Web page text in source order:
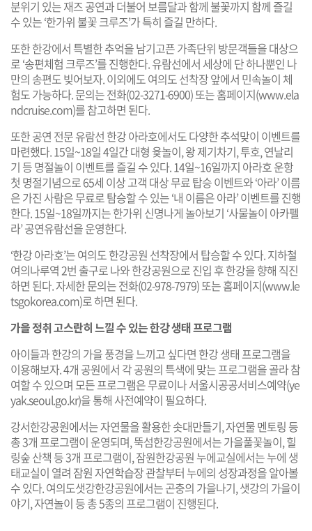
분위기 있는 재즈 공연과 더불어 보름달과 함께 불꽃까지 함께 즐길
수 있는 ‘한가위 불꽃 크루즈’가 특히 즐길 만하다.
또한 한강에서 특별한 추억을 남기고픈 가족단위 방문객들을 대상으
로 ‘송편체험 크루즈’를 진행한다. 유람선에서 세상에 단 하나뿐인 나
만의 송편도 빚어보자. 이외에도 여의도 선착장 앞에서 민속놀이 체
험도 가능하다. 문의는 전화(02-3271-6900) 또는 홈페이지(www.ela
ndcruise.com)를 참고하면 된다.
또한 공연 전문 유람선 한강 아라호에서도 다양한 추석맞이 이벤트를
마련했다. 15일~18일 4일간 대형 윷놀이, 왕 제기차기, 투호, 연날리
기 등 명절놀이 이벤트를 즐길 수 있다. 14일~16일까지 아라호 운항
첫 명절기념으로 65세 이상 고객 대상 무료 탑승 이벤트와 ‘아라’ 이름
은 가진 사람은 무료로 탐승할 수 있는 ‘내 이름은 아라’ 이벤트를 진행
한다. 15일~18일까지는 한가위 신명나게 놀아보기 ‘사물놀이 아카펠
라’ 공연유람선을 운영한다.
‘한강 아라호’는 여의도 한강공원 선착장에서 탑승할 수 있다. 지하철
여의나루역 2번 출구로 나와 한강공원으로 진입 후 한강을 향해 직진
하면 된다. 자세한 문의는 전화(02-978-7979) 또는 홈페이지(www.le
tsgokorea.com)로 하면 된다.
가을 정취 고스란히 느낄 수 있는 한강 생태 프로그램
아이들과 한강의 가을 풍경을 느끼고 싶다면 한강 생태 프로그램을
이용해보자. 4개 공원에서 각 공원의 특색에 맞는 프로그램을 골라 참
여할 수 있으며 모든 프로그램은 무료이나 서울시공공서비스예약(ye
yak.seoul.go.kr)을 통해 사전예약이 필요하다.
강서한강공원에서는 자연물을 활용한 솟대만들기, 자연물 멘토링 등
총 3개 프로그램이 운영되며, 뚝섬한강공원에서는 가을풀꽃놀이, 힐
링숲 산책 등 3개 프로그램이, 잠원한강공원 누에교실에서는 누에 생
태교실이 열려 잠원 자연학습장 관찰부터 누에의 성장과정을 알아볼
수 있다. 여의도샛강한강공원에서는 곤충의 가을나기, 샛강의 가을이
야기, 자연놀이 등 총 5종의 프로그램이 진행된다.